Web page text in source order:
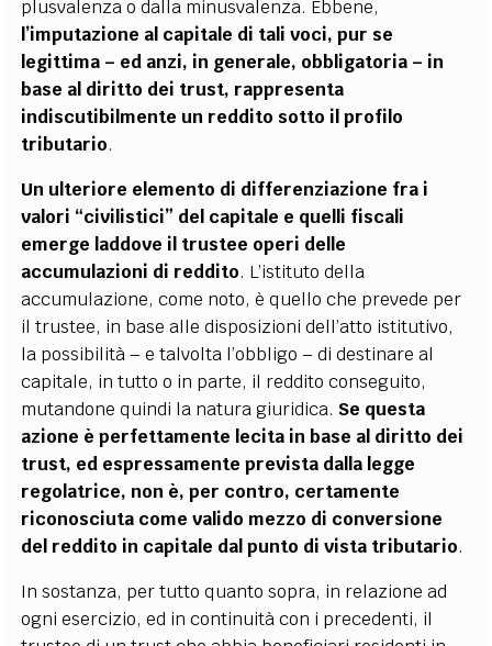
plusvalenza o dalla minusvalenza. Ebbene,
l’imputazione al capitale di tali voci, pur se
legittima – ed anzi, in generale, obbligatoria – in
base al diritto dei trust, rappresenta
indiscutibilmente un reddito sotto il profilo
tributario.
Un ulteriore elemento di differenziazione fra i
valori “civilistici” del capitale e quelli fiscali
emerge laddove il trustee operi delle
accumulazioni di reddito. L’istituto della
accumulazione, come noto, è quello che prevede per
il trustee, in base alle disposizioni dell’atto istitutivo,
la possibilità – e talvolta l’obbligo – di destinare al
capitale, in tutto o in parte, il reddito conseguito,
mutandone quindi la natura giuridica. Se questa
azione è perfettamente lecita in base al diritto dei
trust, ed espressamente prevista dalla legge
regolatrice, non è, per contro, certamente
riconosciuta come valido mezzo di conversione
del reddito in capitale dal punto di vista tributario.
In sostanza, per tutto quanto sopra, in relazione ad
ogni esercizio, ed in continuità con i precedenti, il